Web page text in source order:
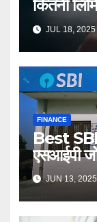
कितनी
JUL 18, 2025
FINANCE
Best
एसआईपी
JUN 13,